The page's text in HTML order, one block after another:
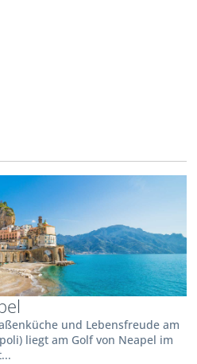
und Lebensfreude am
liegt am Golf von Neapel im